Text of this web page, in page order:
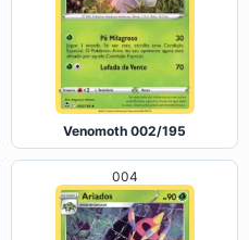
Venomoth 002/195
004